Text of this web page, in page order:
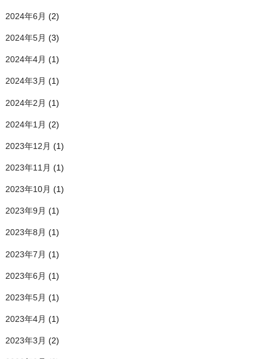
2024年6月 (2)
2024年5月 (3)
2024年4月 (1)
2024年3月 (1)
2024年2月 (1)
2024年1月 (2)
2023年12月 (1)
2023年11月 (1)
2023年10月 (1)
2023年9月 (1)
2023年8月 (1)
2023年7月 (1)
2023年6月 (1)
2023年5月 (1)
2023年4月 (1)
2023年3月 (2)